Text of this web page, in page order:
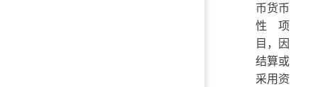
币货币
性项
目，因
结算或
采用资